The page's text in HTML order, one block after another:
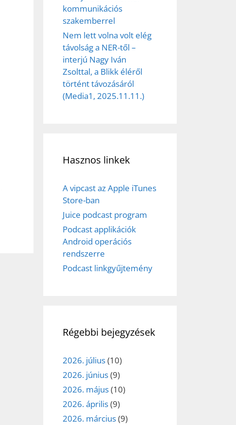
kommunikációs
szakemberrel
Nem lett volna volt elég
távolság a NER-től –
interjú Nagy Iván
Zsolttal, a Blikk éléről
történt távozásáról
(Media1, 2025.11.11.)
Hasznos linkek
A vipcast az Apple iTunes
Store-ban
Juice podcast program
Podcast applikációk
Android operációs
rendszerre
Podcast linkgyűjtemény
Régebbi bejegyzések
2026. július(10)
2026. június(9)
2026. május(10)
2026. április(9)
2026. március(9)